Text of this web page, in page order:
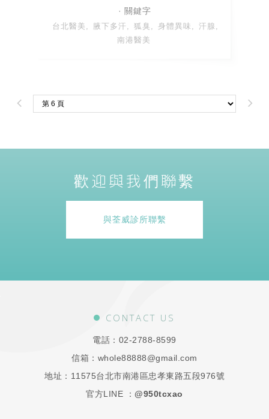
「多汗與汗臭」問題，醫學美容提供了更有效、
安全的選擇。
台北醫美
腋下多汗 狐臭 身體異味
汗腺
南港醫美
歡迎與我們聯繫
與荃威診所聯繫
CONTACT US
電話： 02-2788-8599
信箱： whole88888@gmail.com
地址： 11575台北市南港區忠孝東路五段976號
官方LINE ：@950tcxao